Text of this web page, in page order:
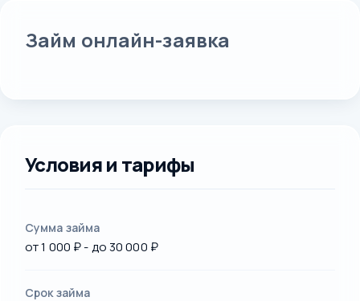
Займ онлайн-заявка
Условия и тарифы
Сумма займа
от 1 000 ₽ - до 30 000 ₽
Срок займа